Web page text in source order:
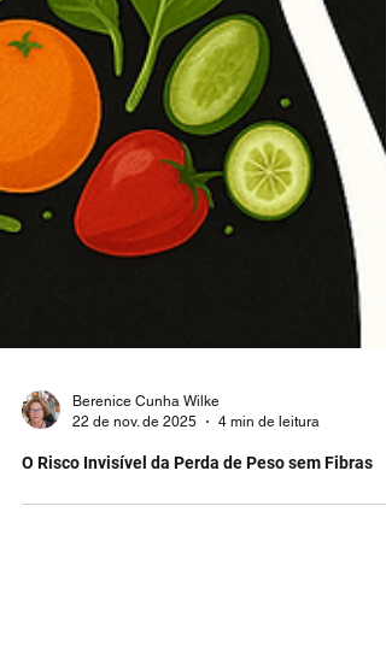
22 de nov. de 2025
4 min de leitura
O Risco Invisível da Perda de Peso sem Fibras